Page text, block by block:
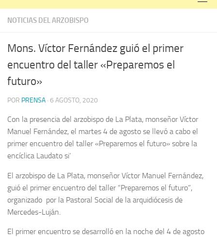
NOTICIAS DEL ARZOBISPO
Mons. Víctor Fernández guió el primer
encuentro del taller «Preparemos el
futuro»
POR PRENSA · 6 AGOSTO, 2020
Con la presencia del arzobispo de La Plata, monseñor Víctor
Manuel Fernández, el martes 4 de agosto se llevó a cabo el
primer encuentro del taller «Preparemos el futuro» sobre la
encíclica Laudato si’
El arzobispo de La Plata, monseñor Víctor Manuel Fernández,
guió el primer encuentro del taller “Preparemos el futuro”,
organizado por la Pastoral Social de la arquidiócesis de
Mercedes-Luján.
El primer encuentro se desarrolló en la noche del 4 de agosto